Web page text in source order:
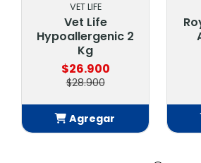
VET LIFE
Vet Life
Hypoallergenic 2
Kg
$26.900
$28.900
Agregar